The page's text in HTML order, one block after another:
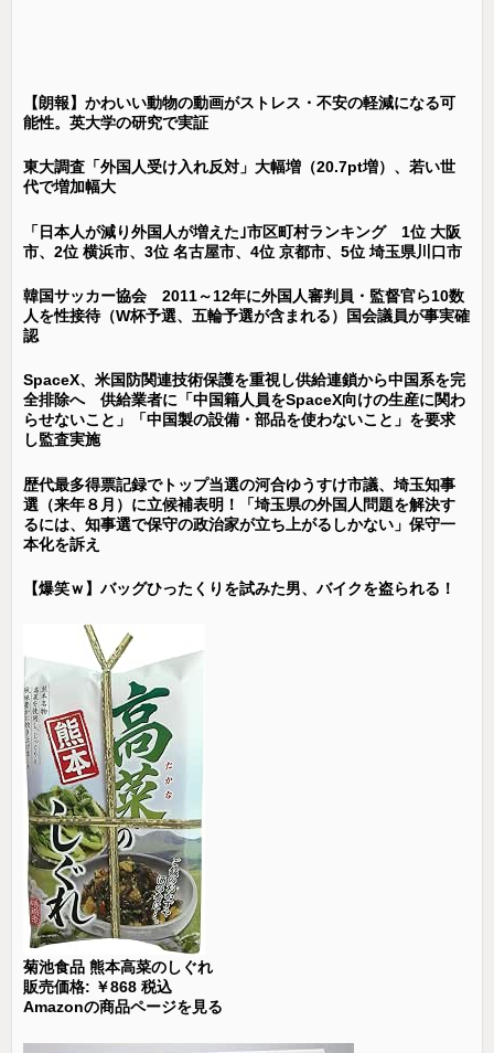
【朗報】かわいい動物の動画がストレス・不安の軽減になる可
能性。英大学の研究で実証
東大調査「外国人受け入れ反対」大幅増（20.7pt増）、若い世
代で増加幅大
「日本人が減り外国人が増えた｣市区町村ランキング 1位 大阪
市、2位 横浜市、3位 名古屋市、4位 京都市、5位 埼玉県川口市
韓国サッカー協会 2011～12年に外国人審判員・監督官ら10数
人を性接待（W杯予選、五輪予選が含まれる）国会議員が事実確
認
SpaceX、米国防関連技術保護を重視し供給連鎖から中国系を完
全排除へ 供給業者に「中国籍人員をSpaceX向けの生産に関わ
らせないこと」「中国製の設備・部品を使わないこと」を要求
し監査実施
歴代最多得票記録でトップ当選の河合ゆうすけ市議、埼玉知事
選（来年８月）に立候補表明！「埼玉県の外国人問題を解決す
るには、知事選で保守の政治家が立ち上がるしかない」保守一
本化を訴え
【爆笑ｗ】バッグひったくりを試みた男、バイクを盗られる！
菊池食品 熊本高菜のしぐれ
販売価格: ￥868 税込
Amazonの商品ページを見る